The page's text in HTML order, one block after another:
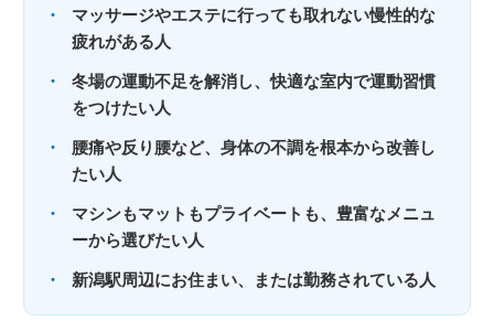
・
マッサージやエステに行っても取れない慢性的な
疲れがある人
・
冬場の運動不足を解消し、快適な室内で運動習慣
をつけたい人
・
腰痛や反り腰など、身体の不調を根本から改善し
たい人
・
マシンもマットもプライベートも、豊富なメニュ
ーから選びたい人
・
新潟駅周辺にお住まい、または勤務されている人